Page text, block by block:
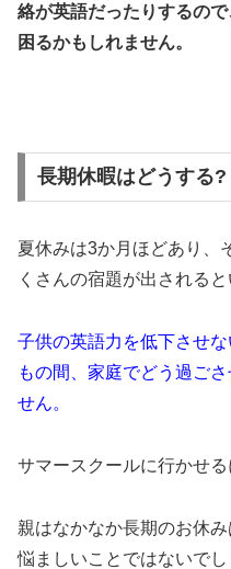
絡が英語だったりするの
困るかもしれません。
長期休暇はどうする?
夏休みは3か月ほどあり、
くさんの宿題が出される
子供の英語力を低下させ
もの間、家庭でどう過ご
せん。
サマースクールに行かせ
親はなかなか長期のお休
悩ましいことではないで